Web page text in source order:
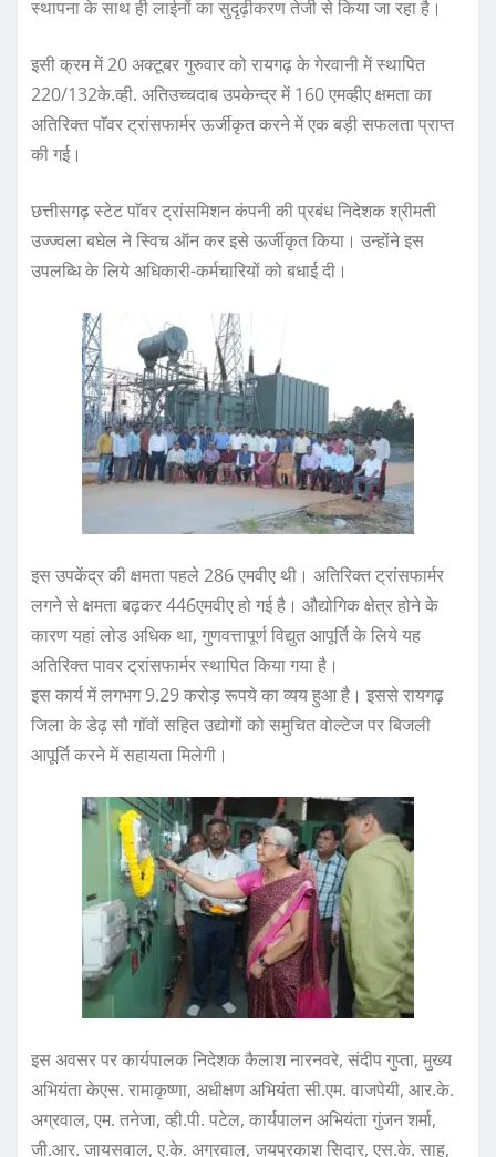
स्थापना के साथ ही लाईनों का सुदृढ़ीकरण तेजी से किया जा रहा है।
इसी क्रम में 20 अक्टूबर गुरुवार को रायगढ़ के गेरवानी में स्थापित
220/132के.व्ही. अतिउच्चदाब उपकेन्द्र में 160 एमव्हीए क्षमता का
अतिरिक्त पाॅवर ट्रांसफार्मर ऊर्जीकृत करने में एक बड़ी सफलता प्राप्त
की गई।
छत्तीसगढ़ स्टेट पाॅवर ट्रांसमिशन कंपनी की प्रबंध निदेशक श्रीमती
उज्ज्वला बघेल ने स्विच ऑन कर इसे ऊर्जीकृत किया। उन्होंने इस
उपलब्धि के लिये अधिकारी-कर्मचारियों को बधाई दी।
इस उपकेंद्र की क्षमता पहले 286 एमवीए थी। अतिरिक्त ट्रांसफार्मर
लगने से क्षमता बढ़कर 446एमवीए हो गई है। औद्योगिक क्षेत्र होने के
कारण यहां लोड अधिक था, गुणवत्तापूर्ण विद्युत आपूर्ति के लिये यह
अतिरिक्त पावर ट्रांसफार्मर स्थापित किया गया है।
इस कार्य में लगभग 9.29 करोड़ रूपये का व्यय हुआ है। इससे रायगढ़
जिला के डेढ़ सौ गाॅवों सहित उद्योगों को समुचित वोल्टेज पर बिजली
आपूर्ति करने में सहायता मिलेगी।
इस अवसर पर कार्यपालक निदेशक कैलाश नारनवरे, संदीप गुप्ता, मुख्य
अभियंता केएस. रामाकृष्णा, अधीक्षण अभियंता सी.एम. वाजपेयी, आर.के.
अग्रवाल, एम. तनेजा, व्ही.पी. पटेल, कार्यपालन अभियंता गुंजन शर्मा,
जी.आर. जायसवाल, ए.के. अग्रवाल, जयप्रकाश सिदार, एस.के. साहू,